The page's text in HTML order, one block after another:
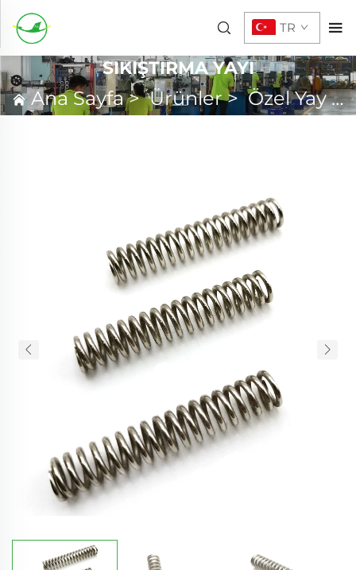
TR
SIKIŞTIRMA YAYI
Ana Sayfa>Ürünler>Özel Yay>